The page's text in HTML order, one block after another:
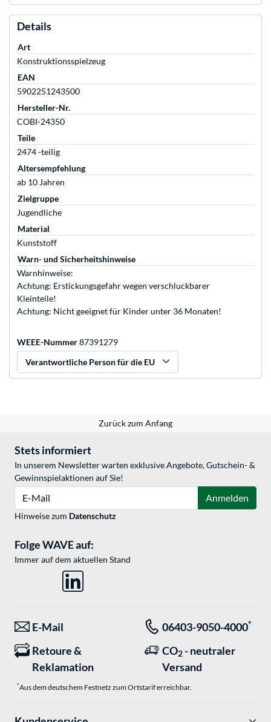
Details
Art
Konstruktionsspielzeug
EAN
5902251243500
Hersteller-Nr.
COBI-24350
Teile
2474 -teilig
Altersempfehlung
ab 10 Jahren
Zielgruppe
Jugendliche
Material
Kunststoff
Warn- und Sicherheitshinweise
Warnhinweise:
Achtung: Erstickungsgefahr wegen verschluckbarer
Kleinteile!
Achtung: Nicht geeignet für Kinder unter 36 Monaten!
WEEE-Nummer87391279
Verantwortliche Person für die EU
Zurück zum Anfang
Stets informiert
In unserem Newsletter warten exklusive Angebote, Gutschein- &
Gewinnspielaktionen auf Sie!
Anmelden
Hinweise zum Datenschutz
Folge WAVE auf:
Immer auf dem aktuellen Stand
E-Mail 06403-9050-4000*
Retoure &
Reklamation
CO2 - neutraler
Versand
*Aus dem deutschem Festnetz zum Ortstarif erreichbar.